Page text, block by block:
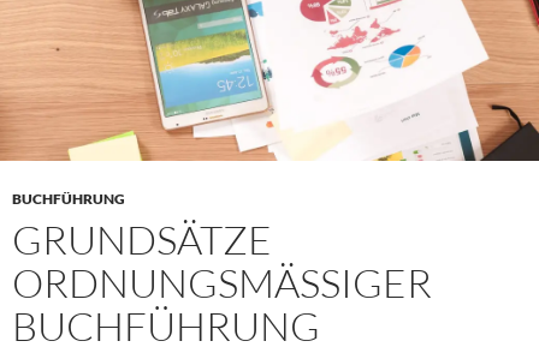
BUCHFÜHRUNG
GRUNDSÄTZE
ORDNUNGSMÄSSIGER B
UCHFÜHRUNG